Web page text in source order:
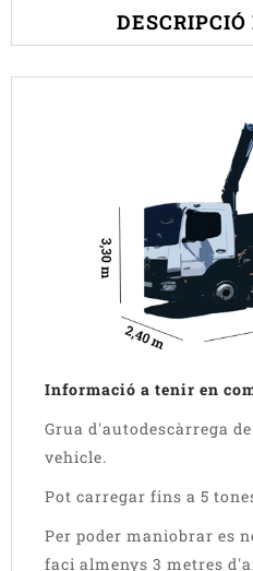
Informació a tenir en
Grua d'autodescàrrega
vehicle.
Pot carregar fins a 5
Per poder maniobrar es
faci almenys 3 metres